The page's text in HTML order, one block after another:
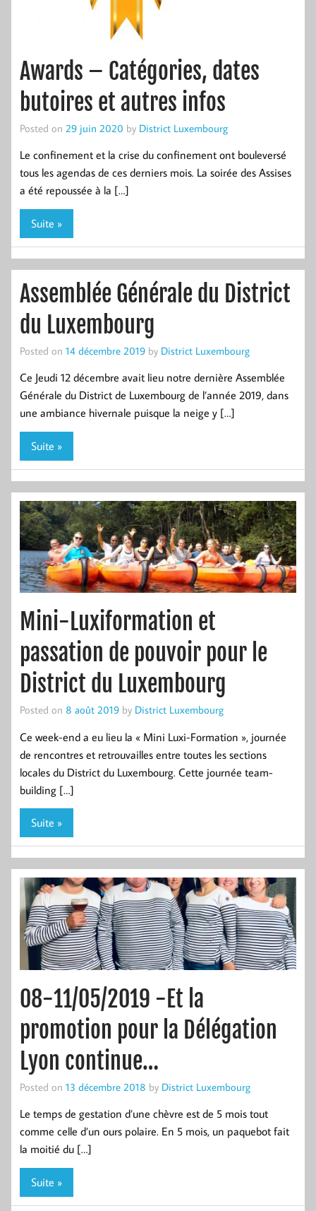
Awards – Catégories, dates
butoires et autres infos
Posted on 29 juin 2020 by District Luxembourg
Le confinement et la crise du confinement ont bouleversé
tous les agendas de ces derniers mois. La soirée des Assises
a été repoussée à la […]
Suite »
Assemblée Générale du District
du Luxembourg
Posted on 14 décembre 2019 by District Luxembourg
Ce Jeudi 12 décembre avait lieu notre dernière Assemblée
Générale du District de Luxembourg de l’année 2019, dans
une ambiance hivernale puisque la neige y […]
Suite »
Mini-Luxiformation et
passation de pouvoir pour le
District du Luxembourg
Posted on 8 août 2019 by District Luxembourg
Ce week-end a eu lieu la « Mini Luxi-Formation », journée
de rencontres et retrouvailles entre toutes les sections
locales du District du Luxembourg. Cette journée team-
building […]
Suite »
08-11/05/2019 -Et la
promotion pour la Délégation
Lyon continue…
Posted on 13 décembre 2018 by District Luxembourg
Le temps de gestation d’une chèvre est de 5 mois tout
comme celle d’un ours polaire. En 5 mois, un paquebot fait
la moitié du […]
Suite »